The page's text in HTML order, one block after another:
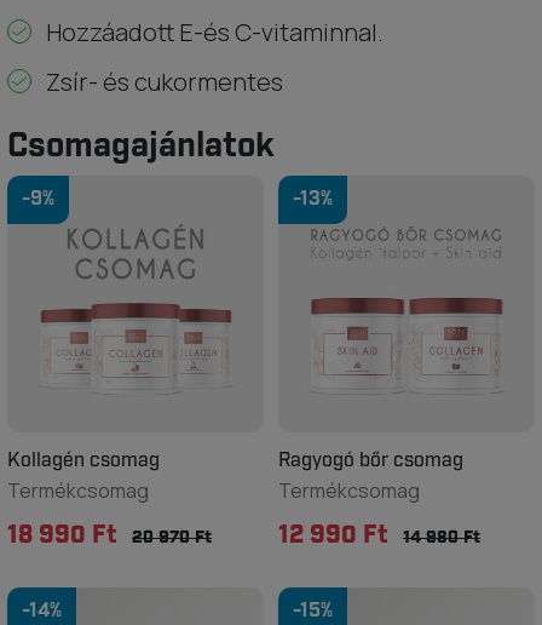
Hozzáadott E-és C-vitaminnal.
Zsír- és cukormentes
Csomagajánlatok
-9%
Kollagén csomag
Termékcsomag
18 990 Ft 20 970 Ft
-13%
Ragyogó bőr csomag
Termékcsomag
12 990 Ft 14 980 Ft
-14% -15%